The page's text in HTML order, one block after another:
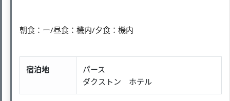
朝食：ー/昼食：機内/夕食：機内
宿泊地
パース
ダクストン ホテル